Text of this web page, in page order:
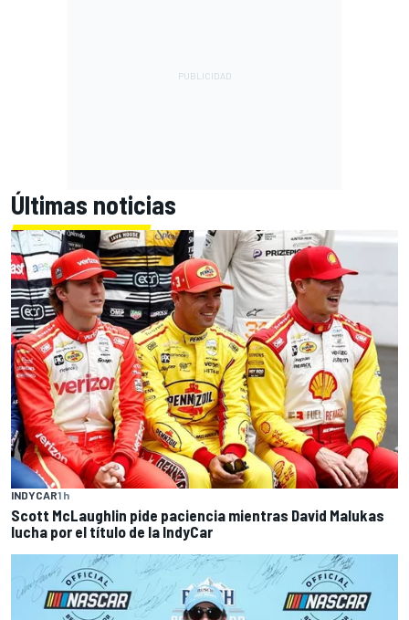
Últimas noticias
INDYCAR1 h
Scott McLaughlin pide paciencia mientras David Malukas
lucha por el título de la IndyCar